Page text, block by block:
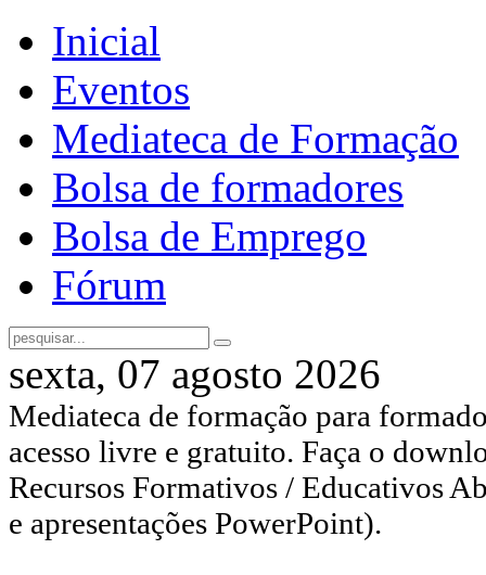
Inicial
Eventos
Mediateca de Formação
Bolsa de formadores
Bolsa de Emprego
Fórum
sexta, 07 agosto 2026
Mediateca de formação para
acesso livre e gratuito. Faça o
Recursos Formativos / Educativos
e apresentações PowerPoint).